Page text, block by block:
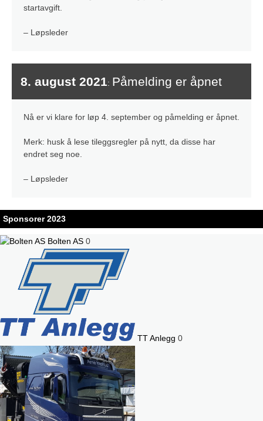
startavgift.
– Løpsleder
8. august 2021: Påmelding er åpnet
Nå er vi klare for løp 4. september og påmelding er åpnet.
Merk: husk å lese tileggsregler på nytt, da disse har
endret seg noe.
– Løpsleder
Sponsorer 2023
Bolten AS 0
TT Anlegg 0